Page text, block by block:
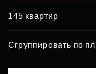
145 квартир
Сгруппировать по